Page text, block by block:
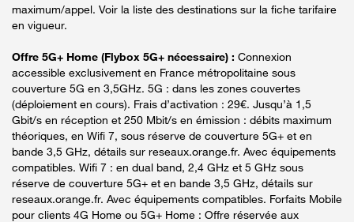
maximum/appel. Voir la liste des destinations sur la fiche tarifaire
en vigueur.
Offre 5G+ Home (Flybox 5G+ nécessaire) : Connexion
accessible exclusivement en France métropolitaine sous
couverture 5G en 3,5GHz. 5G : dans les zones couvertes
(déploiement en cours). Frais d’activation : 29€. Jusqu’à 1,5
Gbit/s en réception et 250 Mbit/s en émission : débits maximum
théoriques, en Wifi 7, sous réserve de couverture 5G+ et en
bande 3,5 GHz, détails sur reseaux.orange.fr. Avec équipements
compatibles. Wifi 7 : en dual band, 2,4 GHz et 5 GHz sous
réserve de couverture 5G+ et en bande 3,5 GHz, détails sur
reseaux.orange.fr. Avec équipements compatibles. Forfaits Mobile
pour clients 4G Home ou 5G+ Home : Offre réservée aux